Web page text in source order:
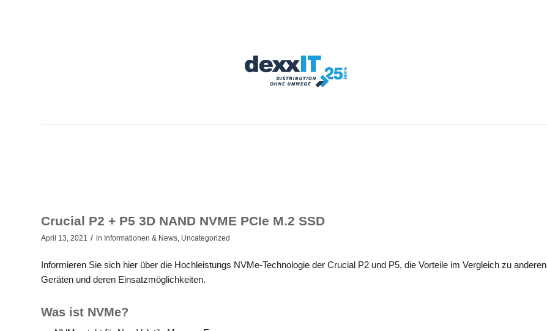
Crucial P2 + P5 3D NAND NVME PCIe M.2 SSD
April 13, 2021 / in Informationen & News Uncategorized
Informieren Sie sich hier über die Hochleistungs NVMe-Technologie der Crucial P2 und P5, die Vorteile im Vergleich zu anderen
Geräten und deren Einsatzmöglichkeiten.
Was ist NVMe?